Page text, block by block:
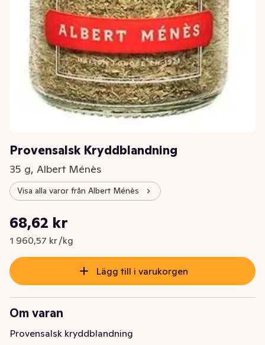
Provensalsk Kryddblandning
35 g, Albert Ménès
Visa alla varor från Albert Ménès
Nuvarande pris är: 68,62 kr
68,62 kr
1 960,57 kr /kg
Styckpris: 1 960,57 kr /kg
Lägg till i varukorgen
Om varan
Provensalsk kryddblandning